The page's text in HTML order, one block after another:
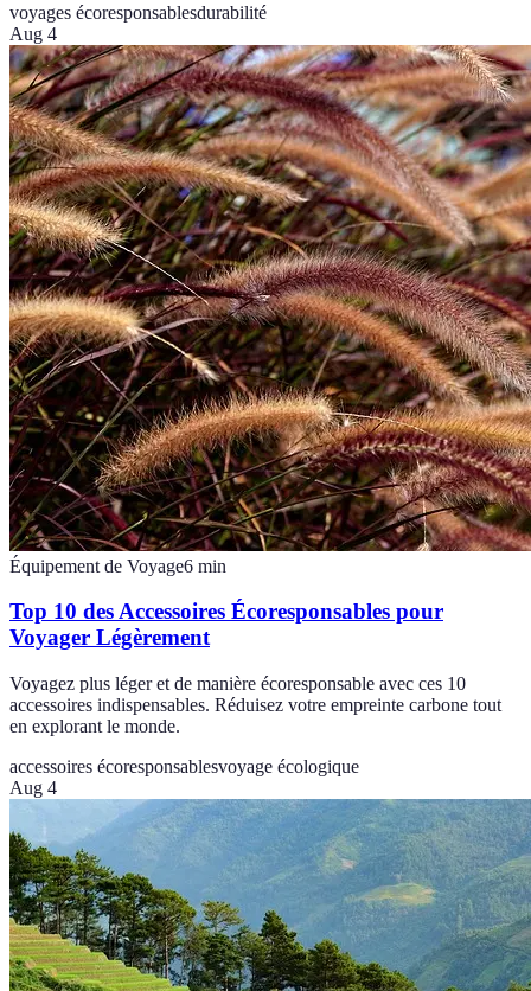
voyages écoresponsablesdurabilité
Aug 4
Équipement de Voyage6 min
Top 10 des Accessoires Écoresponsables pour
Voyager Légèrement
Voyagez plus léger et de manière écoresponsable avec ces 10
accessoires indispensables. Réduisez votre empreinte carbone tout
en explorant le monde.
accessoires écoresponsablesvoyage écologique
Aug 4